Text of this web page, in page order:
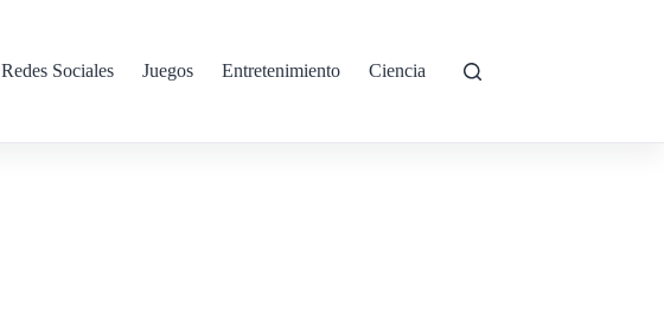
Redes Sociales Juegos Entretenimiento Ciencia